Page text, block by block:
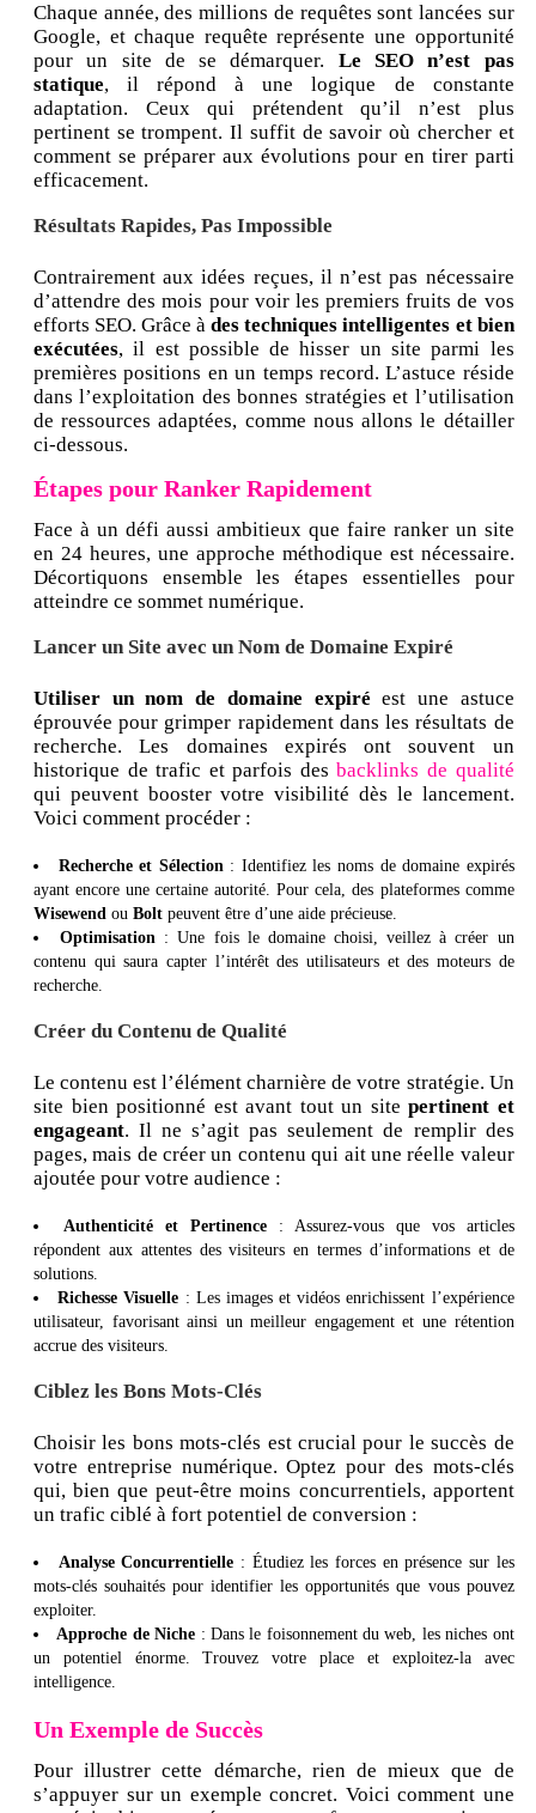
Chaque année, des millions de requêtes sont lancées sur
Google, et chaque requête représente une opportunité
pour un site de se démarquer. Le SEO n’est pas
statique, il répond à une logique de constante
adaptation. Ceux qui prétendent qu’il n’est plus
pertinent se trompent. Il suffit de savoir où chercher et
comment se préparer aux évolutions pour en tirer parti
efficacement.
Résultats Rapides, Pas Impossible
Contrairement aux idées reçues, il n’est pas nécessaire
d’attendre des mois pour voir les premiers fruits de vos
efforts SEO. Grâce àdes techniques intelligentes et bien
exécutées, il est possible de hisser un site parmi les
premières positions en un temps record. L’astuce réside
dans l’exploitation des bonnes stratégies et l’utilisation
de ressources adaptées, comme nous allons le détailler
ci-dessous.
Étapes pour Ranker Rapidement
Face à un défi aussi ambitieux que faire ranker un site
en 24 heures, une approche méthodique est nécessaire.
Décortiquons ensemble les étapes essentielles pour
atteindre ce sommet numérique.
Lancer un Site avec un Nom de Domaine Expiré
Utiliser un nom de domaine expiré est une astuce
éprouvée pour grimper rapidement dans les résultats de
recherche. Les domaines expirés ont souvent un
historique de trafic et parfois desbacklinks de qualité
qui peuvent booster votre visibilité dès le lancement.
Voici comment procéder :
Recherche et Sélection: Identifiez les noms de domaine expirés
ayant encore une certaine autorité. Pour cela, des plateformes comme
Wisewend ou Bolt peuvent être d’une aide précieuse.
Optimisation : Une fois le domaine choisi, veillez à créer un
contenu qui saura capter l’intérêt des utilisateurs et des moteurs de
recherche.
Créer du Contenu de Qualité
Le contenu est l’élément charnière de votre stratégie. Un
site bien positionné est avant tout un sitepertinent et
engageant. Il ne s’agit pas seulement de remplir des
pages, mais de créer un contenu qui ait une réelle valeur
ajoutée pour votre audience :
Authenticité et Pertinence: Assurez-vous que vos articles
répondent aux attentes des visiteurs en termes d’informations et de
solutions.
Richesse Visuelle : Les images et vidéos enrichissent l’expérience
utilisateur, favorisant ainsi un meilleur engagement et une rétention
accrue des visiteurs.
Ciblez les Bons Mots-Clés
Choisir les bons mots-clés est crucial pour le succès de
votre entreprise numérique. Optez pour des mots-clés
qui, bien que peut-être moins concurrentiels, apportent
un trafic ciblé à fort potentiel de conversion :
Analyse Concurrentielle : Étudiez les forces en présence sur les
mots-clés souhaités pour identifier les opportunités que vous pouvez
exploiter.
Approche de Niche : Dans le foisonnement du web, les niches ont
un potentiel énorme. Trouvez votre place et exploitez-la avec
intelligence.
Un Exemple de Succès
Pour illustrer cette démarche, rien de mieux que de
s’appuyer sur un exemple concret. Voici comment une